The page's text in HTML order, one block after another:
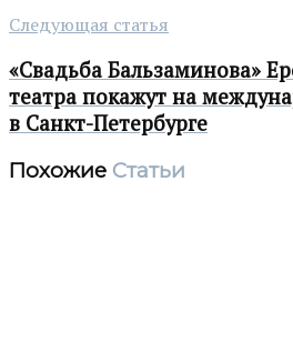
Следующая статья
«Свадьба Бальзаминова»
театра покажут на
в Санкт-Петербурге
Похожие Статьи